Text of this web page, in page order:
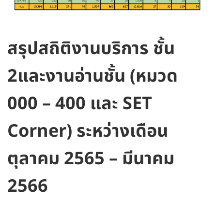
สรุปสถิติงานบริการ ชั้น
2และงานอ่านชั้น (หมวด
000 – 400 และ SET
Corner) ระหว่างเดือน
ตุลาคม 2565 – มีนาคม
2566